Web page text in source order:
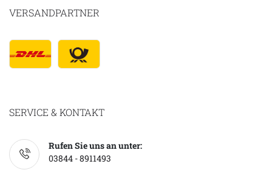
VERSANDPARTNER
SERVICE & KONTAKT
Rufen Sie uns an unter:
03844 - 8911493